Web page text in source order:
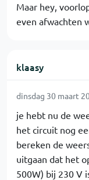
Maar hey,
even afwachten
klaasy
dinsdag 30 maart
je hebt nu de
het circuit nog
bereken de
uitgaan dat het
500W) bij 230 V